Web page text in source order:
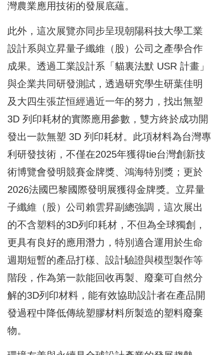
灣農業應用技術的發展底蘊。
此外，這次展覽亦同步呈現朝陽科技大學工業
設計系與立昇量子纖維（股）公司之產學合作
成果。透過工業設計系「貓裏法默 USR 計畫」
與企業共同研發測試，透過研究學生研葉佳明
及大四生張芷恒經過近一年的努力，找出無塑
3D 列印耗材的實際應用參數，雙方終於成功開
發出一款無塑 3D 列印耗材。此項材料為台灣專
利研發技術，不僅在2025年獲得tie台灣創新技
術博覽會發明競賽金牌獎、鴻海特別獎；更於
2026法國巴黎國際發明展獲得金牌獎。立昇量
子纖維（股）公司賴雲昇副總強調，這次展出
的不含塑料的3D列印耗材，不但為全球獨創，
更具有良好的應用潛力，特別適合運用於生命
週期短暫的產品打樣、設計驗證與模型製作等
階段，作為第一款能回收再製、廢棄可自然分
解的3D列印材料，能有效協助設計者在產品開
發過程中降低傳統塑膠材料所製造的塑料廢棄
物。